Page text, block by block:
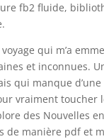
fb2 fluide,
qui m’a
et inconnues.
qui manque
vraiment toucher
des Nouvelles
de manière pdf et